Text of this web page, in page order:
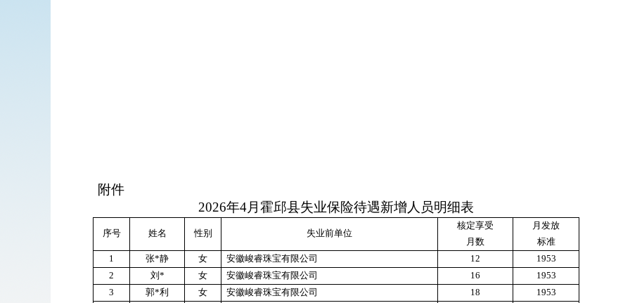
附件
2026年4月霍邱县失业保险待遇新增人员明细表
序号 姓名 性别 失业前单位
核定享受
月数
月发放
标准
1
张*静 女 安徽峻睿珠宝有限公司 12
1953
2
刘 * 女 安徽峻睿珠宝有限公司 16
1953
3
郭*利 女 安徽峻睿珠宝有限公司 18
1953